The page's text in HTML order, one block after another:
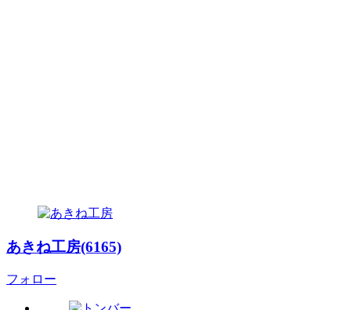
あきね工房(6165)
フォロー